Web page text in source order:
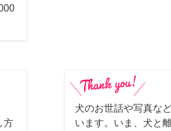
方
犬のお世話や写真な
います。いま、犬と